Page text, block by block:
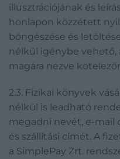
illusztrációjának és
honlapon közzétett
böngészése és
nélkül igénybe vehető,
magára nézve
2.3. Fizikai könyvek
nélkül is leadható
megadni nevét, e-mail
és szállítási címét. A
a SimplePay Zrt.